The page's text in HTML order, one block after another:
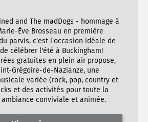
and The madDogs - hommage à
Ève Brosseau en première
parvis, c'est l'occasion idéale de
célébrer l'été à Buckingham!
gratuites en plein air propose,
Grégoire-de-Nazianze, une
variée (rock, pop, country et
et des activités pour toute la
conviviale et animée.